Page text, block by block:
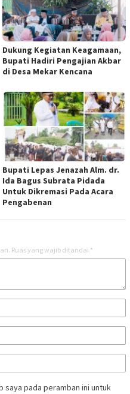
Dukung Kegiatan Keagamaan,
Bupati Hadiri Pengajian Akbar
di Desa Mekar Kencana
Bupati Lepas Jenazah Alm. dr.
Ida Bagus Subrata Pidada
Untuk Dikremasi Pada Acara
Pengabenan
Ruas yang wajib ditandai *
saya pada peramban ini untuk